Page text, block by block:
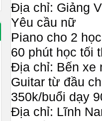
Địa chỉ: Giảng
Yêu cầu nữ
Piano cho 2
60 phút học tối
Địa chỉ: Bến xe
Guitar từ đầu
350k/buổi dạy
Địa chỉ: Lĩnh